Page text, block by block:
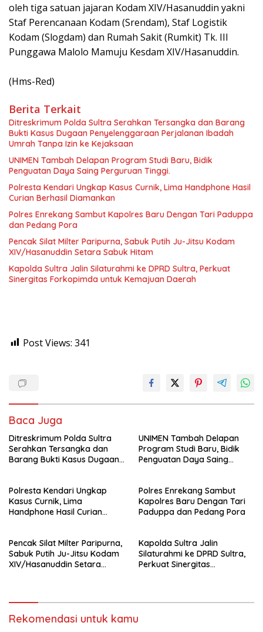
oleh tiga satuan jajaran Kodam XIV/Hasanuddin yakni
Staf Perencanaan Kodam (Srendam), Staf Logistik
Kodam (Slogdam) dan Rumah Sakit (Rumkit) Tk. III
Punggawa Malolo Mamuju Kesdam XIV/Hasanuddin.
(Hms-Red)
Berita Terkait
Ditreskrimum Polda Sultra Serahkan Tersangka dan Barang
Bukti Kasus Dugaan Penyelenggaraan Perjalanan Ibadah
Umrah Tanpa Izin ke Kejaksaan
UNIMEN Tambah Delapan Program Studi Baru, Bidik
Penguatan Daya Saing Perguruan Tinggi.
Polresta Kendari Ungkap Kasus Curnik, Lima Handphone Hasil
Curian Berhasil Diamankan
Polres Enrekang Sambut Kapolres Baru Dengan Tari Paduppa
dan Pedang Pora
Pencak Silat Milter Paripurna, Sabuk Putih Ju-Jitsu Kodam
XIV/Hasanuddin Setara Sabuk Hitam
Kapolda Sultra Jalin Silaturahmi ke DPRD Sultra, Perkuat
Sinergitas Forkopimda untuk Kemajuan Daerah
Post Views: 341
Baca Juga
Ditreskrimum Polda Sultra
Serahkan Tersangka dan
Barang Bukti Kasus Dugaan
Kejaksaan
UNIMEN Tambah Delapan
Program Studi Baru, Bidik
Penguatan Daya Saing
Polresta Kendari Ungkap
Kasus Curnik, Lima
Handphone Hasil Curian
Polres Enrekang Sambut
Kapolres Baru Dengan Tari
Paduppa dan Pedang Pora
Pencak Silat Milter Paripurna,
Sabuk Putih Ju-Jitsu Kodam
XIV/Hasanuddin Setara
Kapolda Sultra Jalin
Silaturahmi ke DPRD Sultra,
Perkuat Sinergitas
Rekomendasi untuk kamu